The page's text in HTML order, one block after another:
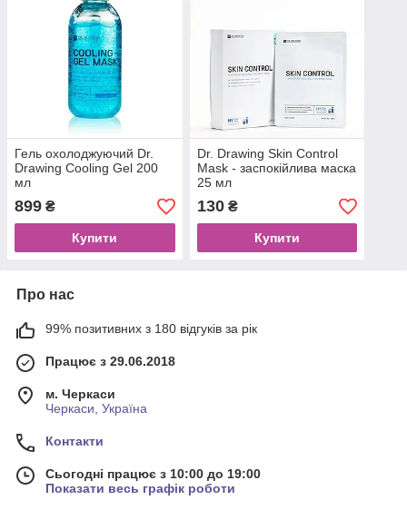
Гель охолоджуючий Dr.
Drawing Cooling Gel 200
мл
899 ₴
Купити
Dr. Drawing Skin Control
Mask - заспокійлива маска
25 мл
130₴
Купити
Про нас
99% позитивних з 180 відгуків за рік
Працює з 29.06.2018
м. Черкаси
Черкаси, Україна
Контакти
Сьогодні працює з 10:00 до 19:00
Показати весь графік роботи